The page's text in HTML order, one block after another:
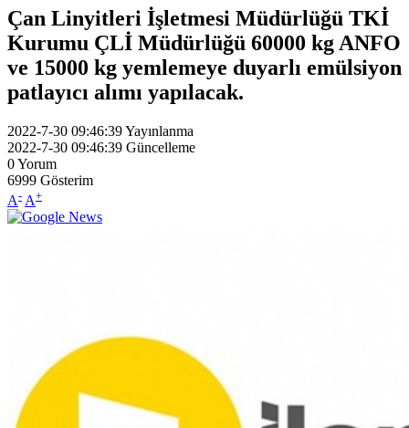
Çan Linyitleri İşletmesi Müdürlüğü TKİ
Kurumu ÇLİ Müdürlüğü 60000 kg ANFO
ve 15000 kg yemlemeye duyarlı emülsiyon
patlayıcı alımı yapılacak.
2022-7-30 09:46:39Yayınlanma
2022-7-30 09:46:39 Güncelleme
0Yorum
6999 Gösterim
A- A+